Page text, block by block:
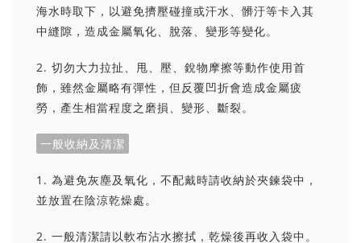
海水時取下，以避免擠壓碰撞或汗水、髒汙等卡入其
中縫隙，造成金屬氧化、脫落、變形等變化。
2. 切勿大力拉扯、甩、壓、銳物摩擦等動作使用首
飾，雖然金屬略有彈性，但反覆凹折會造成金屬疲
勞，產生相當程度之磨損、變形、斷裂。
一般收納及清潔
1. 為避免灰塵及氧化，不配戴時請收納於夾鍊袋中，
並放置在陰涼乾燥處。
2. 一般清潔請以軟布沾水擦拭，乾燥後再收入袋中。